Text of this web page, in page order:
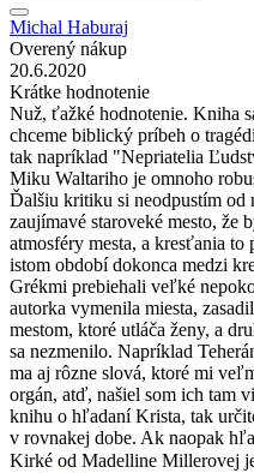
Michal Haburaj
Overený nákup
20.6.2020
Krátke hodnotenie
Nuž, ťažké hodnotenie. Kniha
chceme biblický príbeh o
tak napríklad "Nepriatelia
Miku Waltariho je omnoho
Ďalšiu kritiku si neodpustím od
zaujímavé staroveké mesto, že
atmosféry mesta, a kresťania
istom období dokonca medzi
Grékmi prebiehali veľké
autorka vymenila miesta,
mestom, ktoré utláča ženy, a
sa nezmenilo. Napríklad
ma aj rôzne slová, ktoré mi
orgán, atď, našiel som ich tam
knihu o hľadaní Krista, tak
v rovnakej dobe. Ak naopak
Kirké od Madelline Millerovej